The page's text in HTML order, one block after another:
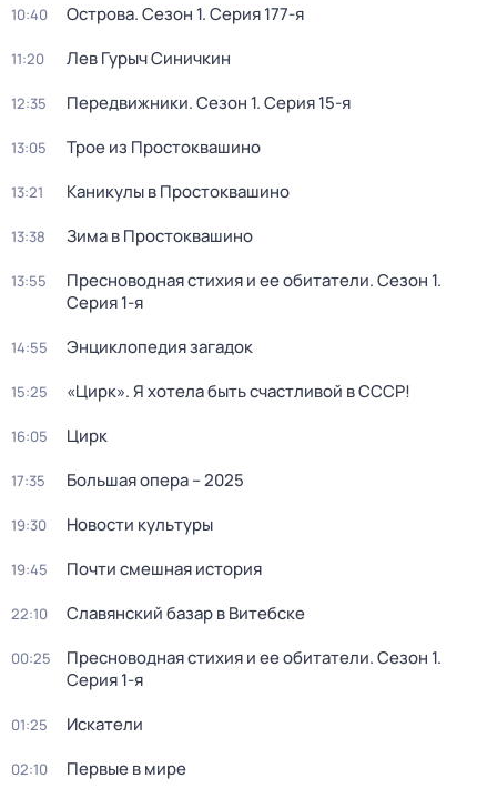
10:40 Острова. Сезон 1. Серия 177-я
11:20 Лев Гурыч Синичкин
12:35 Передвижники. Сезон 1. Серия 15-я
13:05 Трое из Простоквашино
13:21 Каникулы в Простоквашино
13:38 Зима в Простоквашино
13:55 Пресноводная стихия и ее обитатели. Сезон 1.
Серия 1-я
14:55 Энциклопедия загадок
15:25 «Цирк». Я хотела быть счастливой в СССР!
16:05 Цирк
17:35 Большая опера – 2025
19:30 Новости культуры
19:45 Почти смешная история
22:10 Славянский базар в Витебске
00:25 Пресноводная стихия и ее обитатели. Сезон 1.
Серия 1-я
01:25 Искатели
02:10 Первые в мире